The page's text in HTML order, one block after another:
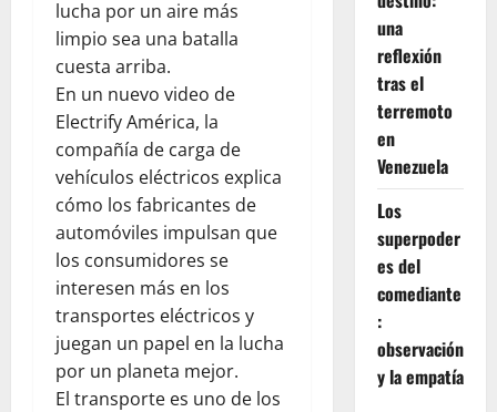
lucha por un aire más
limpio sea una batalla
cuesta arriba.
En un nuevo video de
Electrify América, la
compañía de carga de
vehículos eléctricos explica
cómo los fabricantes de
automóviles impulsan que
los consumidores se
interesen más en los
transportes eléctricos y
juegan un papel en la lucha
por un planeta mejor.
El transporte es uno de los
una
reflexión
tras el
terremoto
en
Venezuela
Los
superpoder
es del
comediante
:
observación
y la empatía